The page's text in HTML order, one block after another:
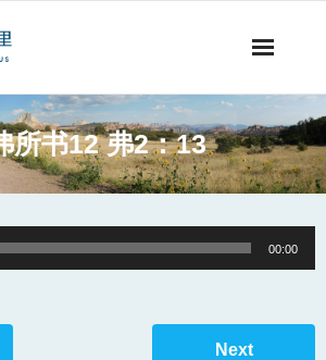
所书12 弗2：13
00:00
Next